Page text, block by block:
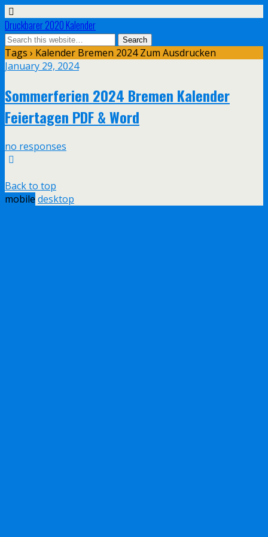
Druckbarer 2020 Kalender
Tags › Kalender Bremen 2024 Zum Ausdrucken
January 29, 2024
Sommerferien 2024 Bremen Kalender
Feiertagen PDF & Word
no responses
Back to top
mobile desktop